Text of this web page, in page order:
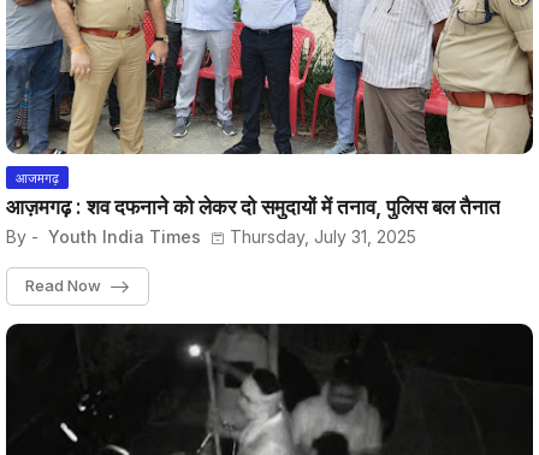
आजमगढ़
आज़मगढ़ : शव दफनाने को लेकर दो समुदायों में तनाव, पुलिस बल तैनात
By - Youth India Times Thursday, July 31, 2025
Read Now